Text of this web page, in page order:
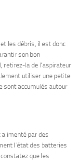
les débris, il est donc
son bon
retirez-la de l’aspirateur
utiliser une petite
sont accumulés autour
par des
l’état des batteries
que les